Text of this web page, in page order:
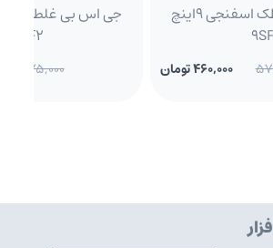
جی اس بی غلطک اسفنجی 9اینچ
460,000 تومان
9SF2
575,000